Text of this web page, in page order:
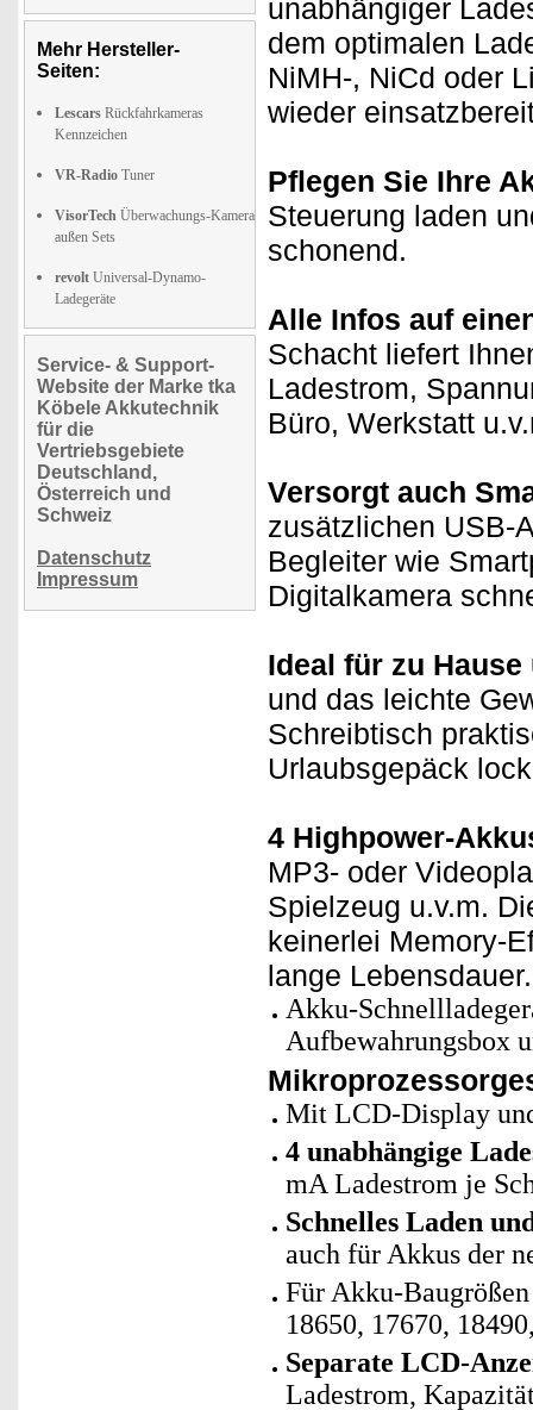
Mehr Hersteller-
Seiten:
Lescars Rückfahrkameras
Kennzeichen
VR-Radio Tuner
VisorTech Überwachungs-Kamera
außen Sets
revolt Universal-Dynamo-
Ladegeräte
Service- & Support-
Website der Marke tka
Köbele Akkutechnik
für die
Vertriebsgebiete
Deutschland,
Österreich und
Schweiz
Datenschutz
Impressum
unabhängiger
dem optimalen
NiMH-, NiCd oder
wieder
Pflegen Sie Ihre
Steuerung laden
schonend.
Alle Infos auf
Schacht liefert
Ladestrom,
Büro, Werkstatt
Versorgt auch
zusätzlichen USB-
Begleiter wie
Digitalkamera
Ideal für zu
und das leichte
Schreibtisch
Urlaubsgepäck
4 Highpower-
MP3- oder
Spielzeug u.v.m.
keinerlei Memory-
lange Lebensdauer.
Akku-
Aufbewahrungsbox
Mit LCD-Display
4 unabhängige
mA Ladestrom je
Schnelles Laden
auch für Akkus der
Für Akku-
18650, 17670,
Separate LCD-
Ladestrom,